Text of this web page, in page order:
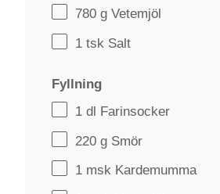
780 g Vetemjöl
1 tsk Salt
Fyllning
1 dl Farinsocker
220 g Smör
1 msk Kardemumma